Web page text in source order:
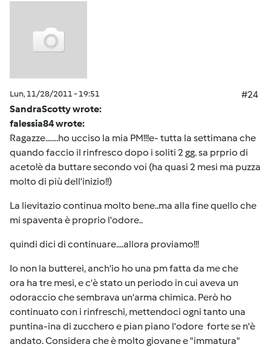
Lun, 11/28/2011 - 19:51
#24
SandraScotty wrote:
falessia84 wrote:
Ragazze.......ho ucciso la mia PM!!!e- tutta la settimana che
quando faccio il rinfresco dopo i soliti 2 gg. sa prprio di
aceto!è da buttare secondo voi (ha quasi 2 mesi ma puzza
molto di più dell'inizio!!)
La lievitazio continua molto bene..ma alla fine quello che
mi spaventa è proprio l'odore..
quindi dici di continuare....allora proviamo!!!
Io non la butterei, anch'io ho una pm fatta da me che
ora ha tre mesi, e c'è stato un periodo in cui aveva un
odoraccio che sembrava un'arma chimica. Però ho
continuato con i rinfreschi, mettendoci ogni tanto una
puntina-ina di zucchero e pian piano l'odore forte se n'è
andato. Considera che è molto giovane e "immatura"